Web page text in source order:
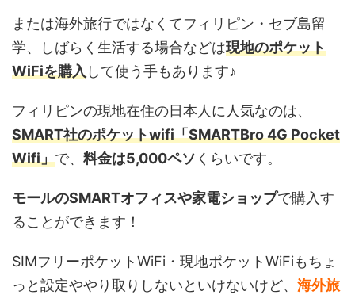
または海外旅行ではなくてフィリピン・セブ島留
学、しばらく生活する場合などは現地のポケット
WiFiを購入して使う手もあります♪
フィリピンの現地在住の日本人に人気なのは、
SMART社のポケットwifi「SMARTBro 4G Pocket
Wifi」で、 料金は5,000ペソ くらいです。
モールのSMARTオフィスや家電ショップで購入す
ることができます！
SIMフリーポケットWiFi・現地ポケットWiFiもちょ
っと設定ややり取りしないといけないけど、 海外旅